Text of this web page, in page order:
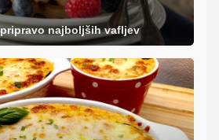
najboljših vafljev